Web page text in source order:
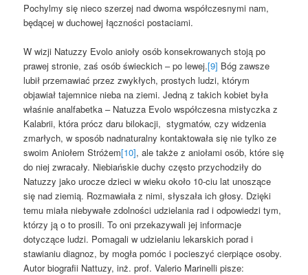
Pochylmy się nieco szerzej nad dwoma współczesnymi nam,
będącej w duchowej łączności postaciami.
W wizji Natuzzy Evolo anioły osób konsekrowanych stoją po
prawej stronie, zaś osób świeckich – po lewej.[9] Bóg zawsze
lubił przemawiać przez zwykłych, prostych ludzi, którym
objawiał tajemnice nieba na ziemi. Jedną z takich kobiet była
właśnie analfabetka – Natuzza Evolo współczesna mistyczka z
Kalabrii, która prócz daru bilokacji, stygmatów, czy widzenia
zmarłych, w sposób nadnaturalny kontaktowała się nie tylko ze
swoim Aniołem Stróżem[10], ale także z aniołami osób, które się
do niej zwracały. Niebiańskie duchy często przychodziły do
Natuzzy jako urocze dzieci w wieku około 10-ciu lat unoszące
się nad ziemią. Rozmawiała z nimi, słyszała ich głosy. Dzięki
temu miała niebywałe zdolności udzielania rad i odpowiedzi tym,
którzy ją o to prosili. To oni przekazywali jej informacje
dotyczące ludzi. Pomagali w udzielaniu lekarskich porad i
stawianiu diagnoz, by mogła pomóc i pocieszyć cierpiące osoby.
Autor biografii Nattuzy, inż. prof. Valerio Marinelli pisze: